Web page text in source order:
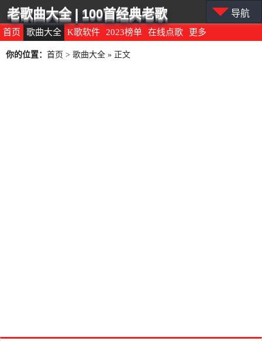
首页 歌曲大全 K歌软件 2023榜单 在线点歌 更多
老歌曲大全 | 100首经典老歌 导航
你的位置： 首页 > 歌曲大全 » 正文